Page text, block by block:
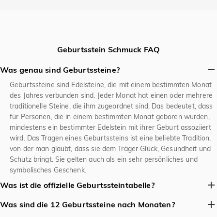
Geburtsstein Schmuck FAQ
Was genau sind Geburtssteine?
Geburtssteine sind Edelsteine, die mit einem bestimmten Monat
des Jahres verbunden sind. Jeder Monat hat einen oder mehrere
traditionelle Steine, die ihm zugeordnet sind. Das bedeutet, dass
für Personen, die in einem bestimmten Monat geboren wurden,
mindestens ein bestimmter Edelstein mit ihrer Geburt assoziiert
wird. Das Tragen eines Geburtssteins ist eine beliebte Tradition,
von der man glaubt, dass sie dem Träger Glück, Gesundheit und
Schutz bringt. Sie gelten auch als ein sehr persönliches und
symbolisches Geschenk.
Was ist die offizielle Geburtssteintabelle?
Obwohl es historische Variationen gibt, ist die von der American
Was sind die 12 Geburtssteine nach Monaten?